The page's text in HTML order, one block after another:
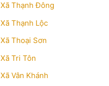
Xã Thạnh Đông
Xã Thạnh Lộc
Xã Thoại Sơn
Xã Tri Tôn
Xã Vân Khánh